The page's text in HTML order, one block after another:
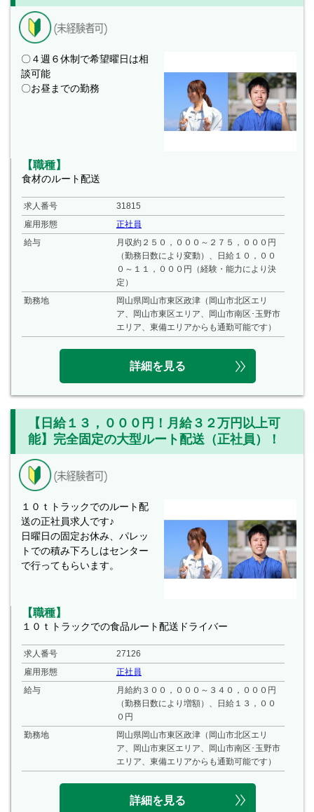
〇４週６休制で希望曜日は相
談可能
〇お昼までの勤務
【職種】
食材のルート配送
求人番号
31815
雇用形態
正社員
給与
月収約２５０，０００～２７５，０００円
（勤務日数により変動）、日給１０，００
０～１１，０００円（経験・能力により決
定）
勤務地
岡山県岡山市東区政津（岡山市北区エリ
ア、岡山市東区エリア、岡山市南区･玉野市
エリア、東備エリアからも通勤可能です）
詳細を見る
【日給１３，０００円！月給３２万円以上可
能】完全固定の大型ルート配送（正社員）！
１０ｔトラックでのルート配
送の正社員求人です♪
日曜日の固定お休み、パレッ
トでの積み下ろしはセンター
で行ってもらいます。
【職種】
１０ｔトラックでの食品ルート配送ドライバー
求人番号
27126
雇用形態
正社員
給与
月給約３００，０００～３４０，０００円
（勤務日数により増額）、日給１３，００
０円
勤務地
岡山県岡山市東区政津（岡山市北区エリ
ア、岡山市東区エリア、岡山市南区･玉野市
エリア、東備エリアからも通勤可能です）
詳細を見る